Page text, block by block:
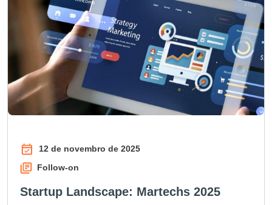
12 de novembro de 2025
Follow-on
Startup Landscape: Martechs 2025